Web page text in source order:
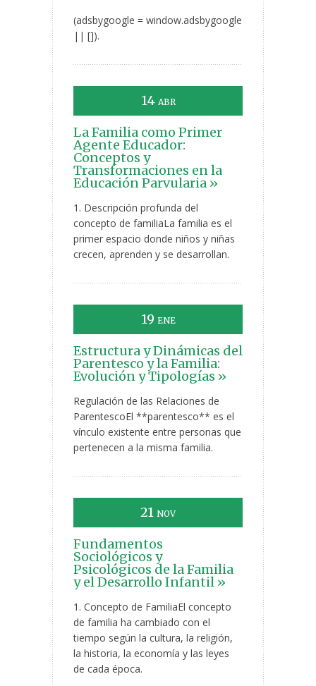
(adsbygoogle = window.adsbygoogle
|| []).
14 ABR
La Familia como Primer
Agente Educador:
Conceptos y
Transformaciones en la
Educación Parvularia »
1. Descripción profunda del
concepto de familiaLa familia es el
primer espacio donde niños y niñas
crecen, aprenden y se desarrollan.
19 ENE
Estructura y Dinámicas del
Parentesco y la Familia:
Evolución y Tipologías »
Regulación de las Relaciones de
ParentescoEl **parentesco** es el
vínculo existente entre personas que
pertenecen a la misma familia.
21 NOV
Fundamentos
Sociológicos y
Psicológicos de la Familia
y el Desarrollo Infantil »
1. Concepto de FamiliaEl concepto
de familia ha cambiado con el
tiempo según la cultura, la religión,
la historia, la economía y las leyes
de cada época.